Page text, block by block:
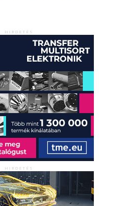
HIRDETÉS
HIRDETÉS